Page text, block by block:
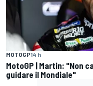
MOTOGP14 h
MotoGP | Martin: "Non
guidare il Mondiale"